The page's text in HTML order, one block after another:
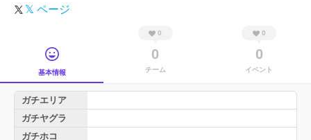
𝕏 ページ
基本情報
0
0
チーム
0
0
イベント
ガチエリア
ガチヤグラ
ガチホコ